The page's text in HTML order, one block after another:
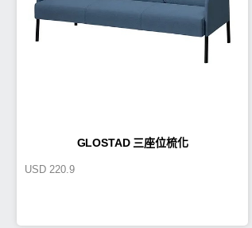
GLOSTAD 三座位梳化
USD 220.9